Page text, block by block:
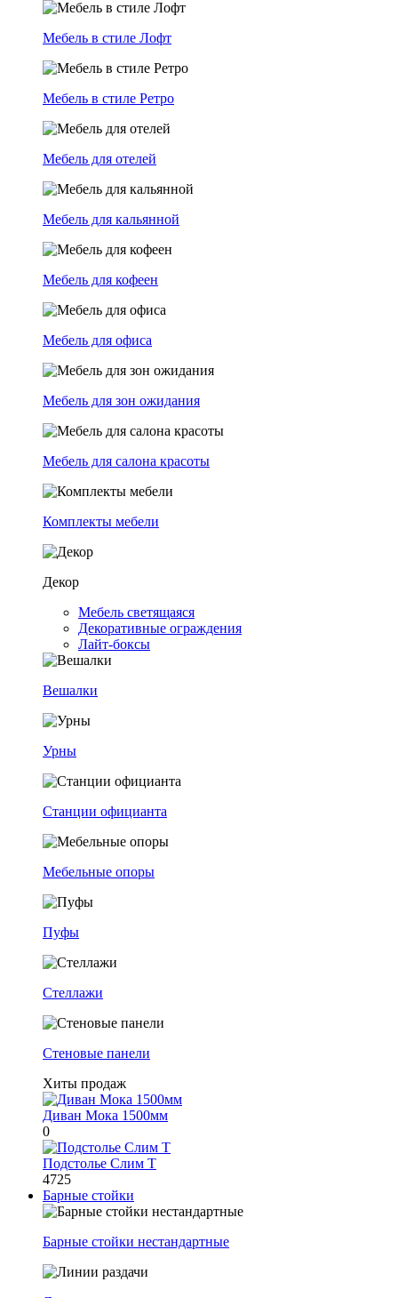
Мебель в стиле Лофт
Мебель в стиле Ретро
Мебель для отелей
Мебель для кальянной
Мебель для кофеен
Мебель для офиса
Мебель для зон ожидания
Мебель для салона красоты
Комплекты мебели
Декор
Мебель светящаяся
Декоративные ограждения
Лайт-боксы
Вешалки
Урны
Станции официанта
Мебельные опоры
Пуфы
Стеллажи
Стеновые панели
Хиты продаж
Диван Мока 1500мм
0
Подстолье Слим Т
4725
Барные стойки
Барные стойки нестандартные